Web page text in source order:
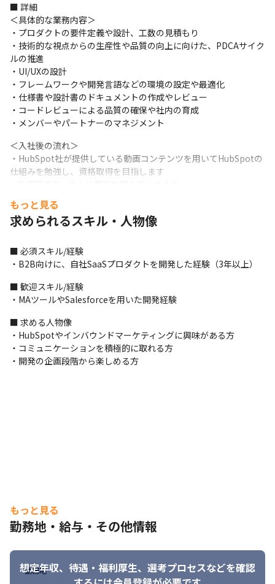
■ 詳細
＜具体的な業務内容＞
・プロダクトの要件定義や設計、工数の見積もり
・技術的な視点からの生産性や品質の向上に向けた、PDCAサイク
ルの推進
・UI/UXの設計
・フレームワークや開発言語などの環境の設定や最適化
・仕様書や設計書のドキュメントの作成やレビュー
・コードレビューによる品質の確保や社内の育成
・メンバーやパートナーのマネジメント
＜入社後の流れ＞
・HubSpot社が提供している動画コンテンツを用いてHubSpotの
仕組みを勉強し、資格取得を目指します
＜開発体制＞
・アジャイル開発を行っています
ールはZoomを利用しています
・プロジェクト管理ツールは、BacklogやSmartsheet、Asana、
Floatを使用しています
・パートナーのエンジニア3名と、開発を進めます
■ この仕事の面白み、魅力
・世界120カ国、90,000社以上に導入されているアメリカ発のマ
ーケティングプラットフォーム「HubSpot」を活用したプロジェ
クトに携われます
・マーケティング、セールス、カスタマーサポート、Web開発を
もっと見る
求められるスキル・人物像
■ 必須スキル/経験
・B2B向けに、自社SaaSプロダクトを開発した経験（3年以上）
■ 歓迎スキル/経験
・MAツールやSalesforceを用いた開発経験
■ 求める人物像
・HubSpotやインバウンドマーケティングに興味がある方
・コミュニケーションを積極的に取れる方
・開発の企画段階から楽しめる方
もっと見る
勤務地・給与・その他情報
想定年収、待遇・福利厚生、 選考プロセスなどを確認
勤務地